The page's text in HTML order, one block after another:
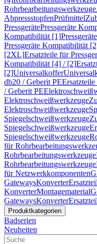
Rohrbearbeitungswerkzeuge
AbpressstopfenPrüfmittel
PressgerätePressgeräte
Kompatibilität [1]
Pressgeräte Kompatibilität
[2XL]Ersatzteile für
Kompatibilität [4] / [2]
[2]Universalkoffer
db20 / Geberit PE
/ Geberit PE
Elektroschweißwerkzeuge
Elektroschweißwerkzeuge
Spiegelschweißwerkzeuge
Spiegelschweißwerkzeuge
Spiegelschweißwerkzeuge
für
Rohrbearbeitungswerkzeuge
Rohrbearbeitungswerkzeuge
für Netzwerkkomponenten
GatewaysKonverter
KonverterMontagematerial
GatewaysKonverter
Produktkategorien
Badserien
Neuheiten